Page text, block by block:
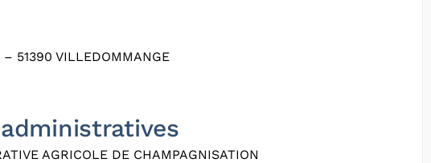
– 51390 VILLEDOMMANGE
AGRICOLE DE CHAMPAGNISATION